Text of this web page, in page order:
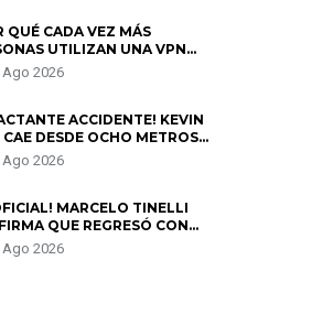
QUÉ CADA VEZ MÁS
UTILIZAN UNA VPN
PROTEGER SU
Ago 2026
ACCIDENTE! KEVIN
DESDE OCHO METROS
ES GUERRA” Y GENERA
Ago 2026
MARCELO TINELLI
QUE REGRESÓ CON
FIGUEROA: “EL AMOR
MÁS”
Ago 2026